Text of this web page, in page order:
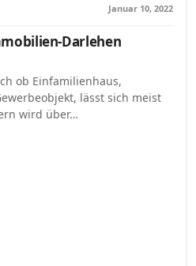
Januar 10, 2022
Darlehen
ob Einfamilienhaus,
lässt sich meist
wird über…